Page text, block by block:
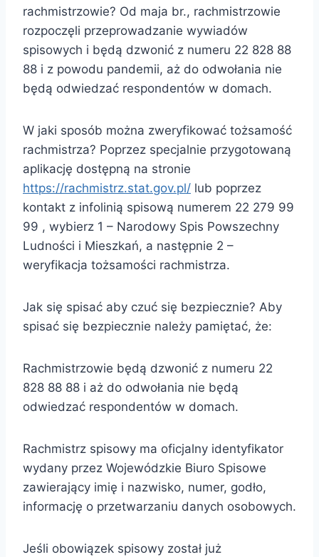
rachmistrzowie? Od maja br., rachmistrzowie
rozpoczęli przeprowadzanie wywiadów
spisowych i będą dzwonić z numeru 22 828 88
88 i z powodu pandemii, aż do odwołania nie
będą odwiedzać respondentów w domach.
W jaki sposób można zweryfikować tożsamość
rachmistrza? Poprzez specjalnie przygotowaną
aplikację dostępną na stronie
https://rachmistrz.stat.gov.pl/ lub poprzez
kontakt z infolinią spisową numerem 22 279 99
99 , wybierz 1 – Narodowy Spis Powszechny
Ludności i Mieszkań, a następnie 2 –
weryfikacja tożsamości rachmistrza.
Jak się spisać aby czuć się bezpiecznie? Aby
spisać się bezpiecznie należy pamiętać, że:
Rachmistrzowie będą dzwonić z numeru 22
828 88 88 i aż do odwołania nie będą
odwiedzać respondentów w domach.
Rachmistrz spisowy ma oficjalny identyfikator
wydany przez Wojewódzkie Biuro Spisowe
zawierający imię i nazwisko, numer, godło,
informację o przetwarzaniu danych osobowych.
Jeśli obowiązek spisowy został już